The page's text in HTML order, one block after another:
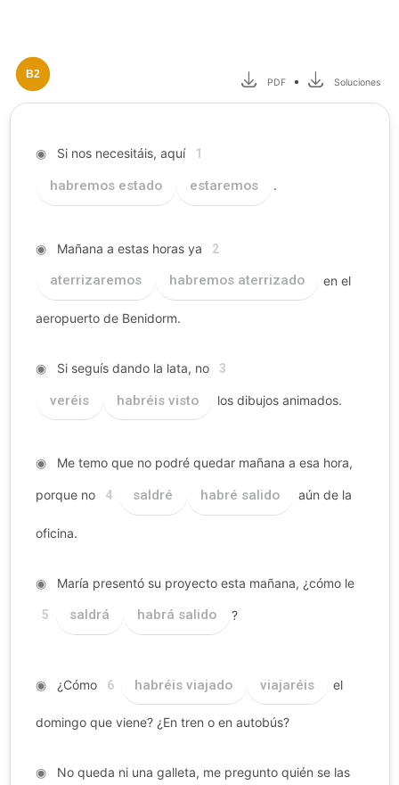
B2
PDF • Soluciones
◉Si nos necesitáis, aquí 1
habremos estado estaremos .
◉Mañana a estas horas ya 2
aterrizaremos habremos aterrizado en el
aeropuerto de Benidorm.
◉Si seguís dando la lata, no 3
veréis habréis visto los dibujos animados.
◉Me temo que no podré quedar mañana a esa hora,
porque no 4 saldré habré salido aún de la
oficina.
◉María presentó su proyecto esta mañana, ¿cómo le
5 saldrá habrá salido ?
◉¿Cómo 6 habréis viajado viajaréis el
domingo que viene? ¿En tren o en autobús?
◉No queda ni una galleta, me pregunto quién se las